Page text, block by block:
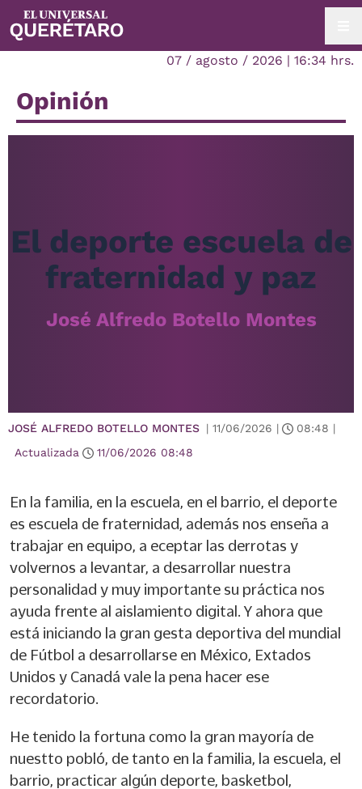
07 / agosto / 2026 | 16:34 hrs.
Opinión
El deporte escuela de
fraternidad y paz
José Alfredo Botello Montes
JOSÉ ALFREDO BOTELLO MONTES | 11/06/2026 | 08:48 |
Actualizada
11/06/2026 08:48
En la familia, en la escuela, en el barrio, el deporte
es escuela de fraternidad, además nos enseña a
trabajar en equipo, a eceptar las derrotas y
volvernos a levantar, a desarrollar nuestra
personalidad y muy importante su práctica nos
ayuda frente al aislamiento digital. Y ahora que
está iniciando la gran gesta deportiva del mundial
de Fútbol a desarrollarse en México, Extados
Unidos y Canadá vale la pena hacer ese
recordatorio.
He tenido la fortuna como la gran mayoría de
nuestto pobló, de tanto en la familia, la escuela, el
barrio, practicar algún deporte, basketbol,